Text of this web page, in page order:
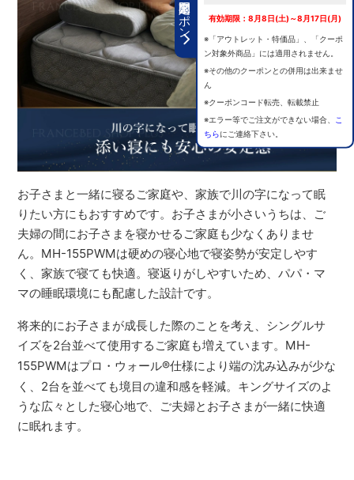
期間限定クーポン 有効期限：8月8日(土)～8月17日(月)
※「アウトレット・特価品」、「クーポ
ン対象外商品」には適用されません。
※その他のクーポンとの併用は出来ませ
ん
※クーポンコード転売、転載禁止
※エラー等でご注文ができない場合、
こ
ちらにご連絡下さい。
お子さまと一緒に寝るご家庭や、家族で川の字になって眠
りたい方にもおすすめです。お子さまが小さいうちは、ご
夫婦の間にお子さまを寝かせるご家庭も少なくありませ
ん。MH-155PWMは硬めの寝心地で寝姿勢が安定しやす
く、家族で寝ても快適。寝返りがしやすいため、パパ・マ
マの睡眠環境にも配慮した設計です。
将来的にお子さまが成長した際のことを考え、シングルサ
イズを2台並べて使用するご家庭も増えています。MH-
155PWMはプロ・ウォール®仕様により端の沈み込みが少な
く、2台を並べても境目の違和感を軽減。キングサイズのよ
うな広々とした寝心地で、ご夫婦とお子さまが一緒に快適
に眠れます。